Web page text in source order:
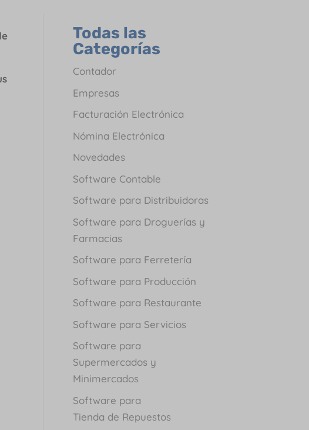
Todas las
Categorías
Contador
Empresas
Facturación Electrónica
Nómina Electrónica
Novedades
Software Contable
Software para Distribuidoras
Software para Droguerías y
Farmacias
Software para Ferretería
Software para Producción
Software para Restaurante
Software para Servicios
Software para
Supermercados y
Minimercados
Software para
Tienda de Repuestos